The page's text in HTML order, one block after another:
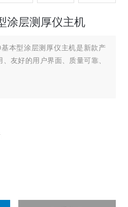
涂层测厚仪主机
本型涂层测厚仪主机是新款产
友好的用户界面、质量可靠、